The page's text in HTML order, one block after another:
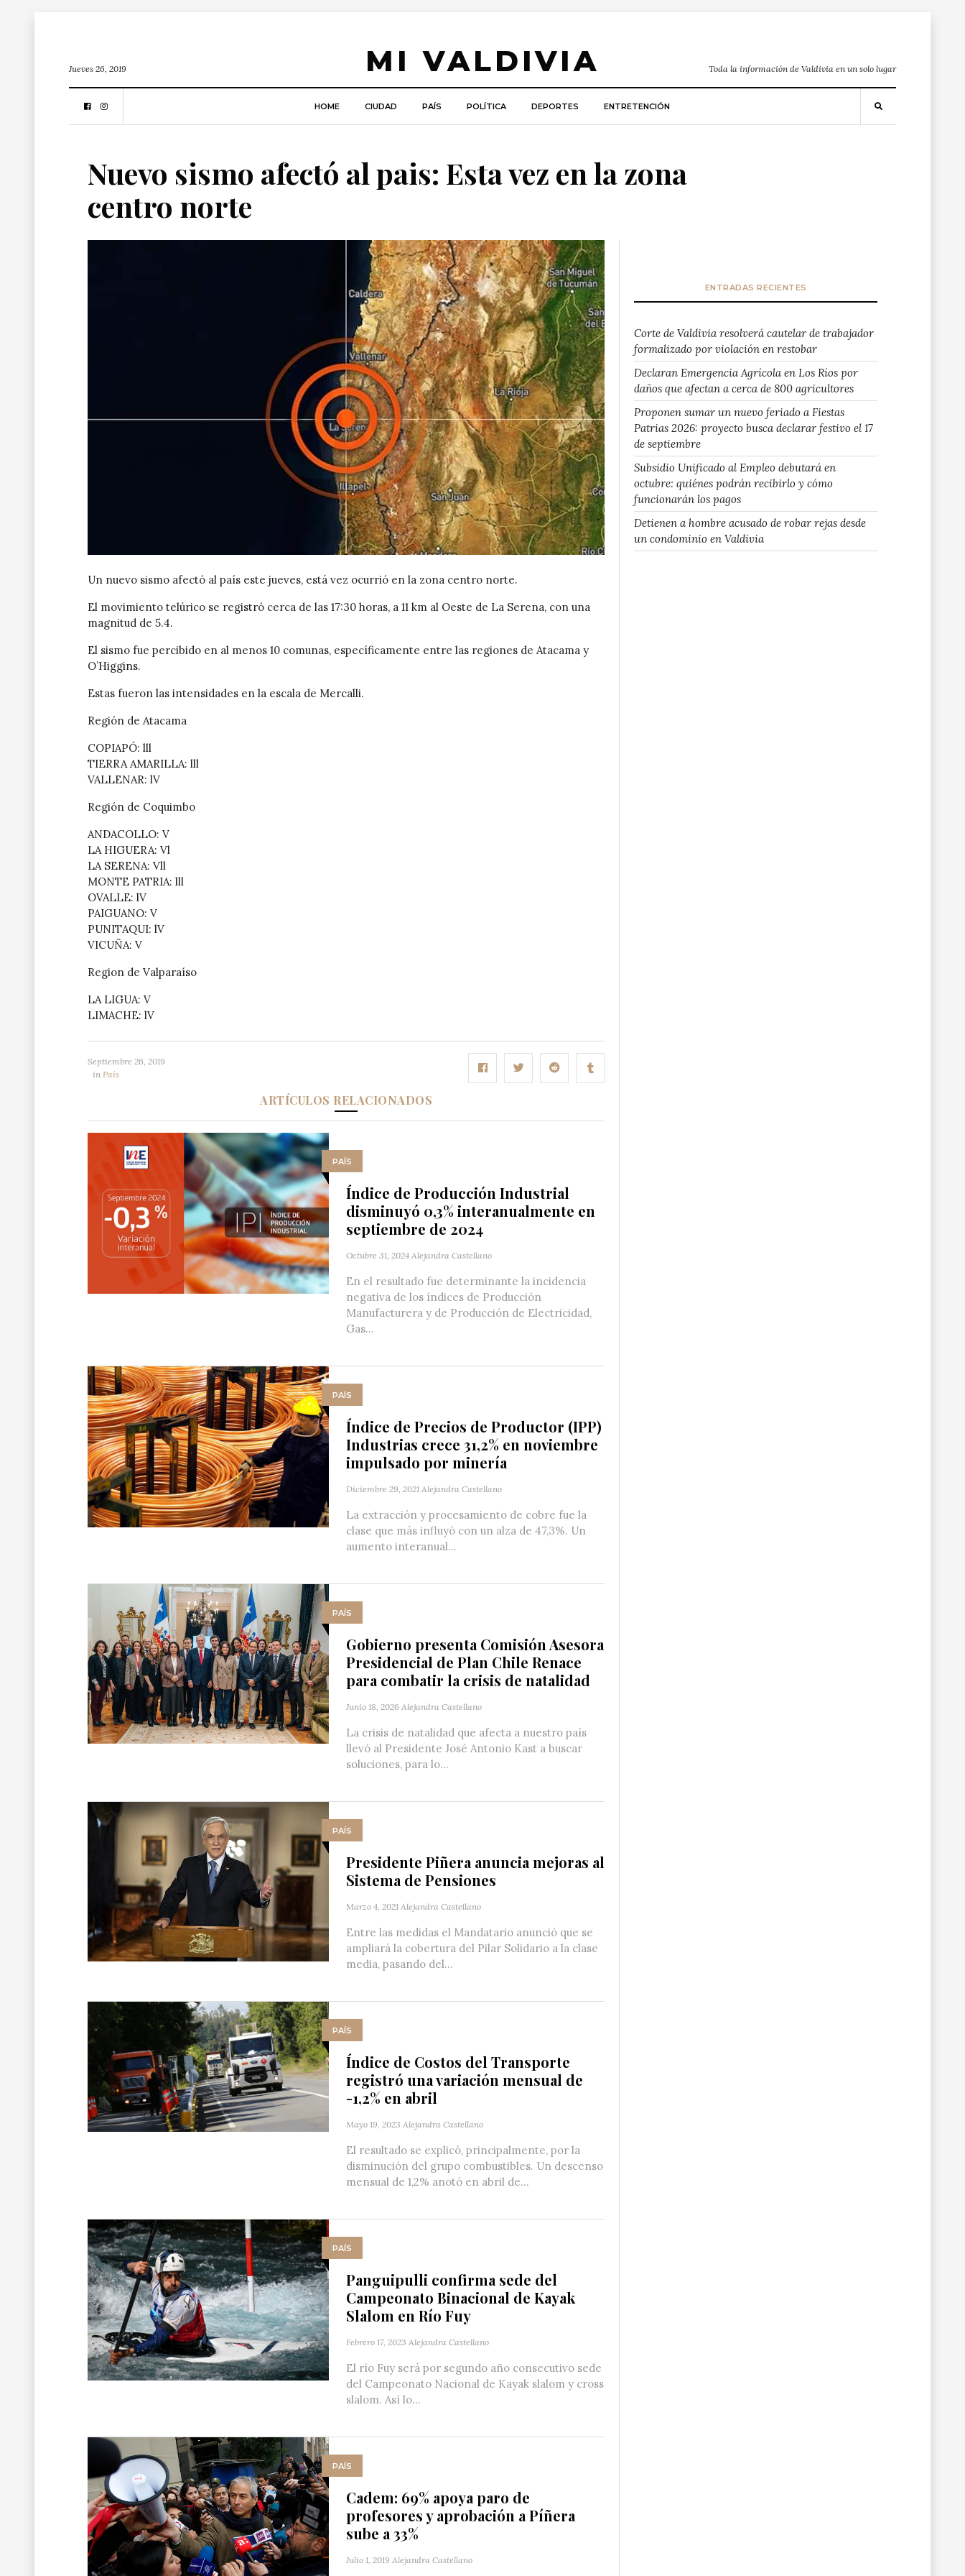
MI VALDIVIA
Jueves 26, 2019 Toda la información de Valdivia en un solo lugar
HOME CIUDAD PAÍS POLÍTICA DEPORTES ENTRETENCIÓN
Nuevo sismo afectó al pais: Esta vez en la zona
centro norte
Un nuevo sismo afectó al país este jueves, está vez ocurrió en la zona centro norte.
El movimiento telúrico se registró cerca de las 17:30 horas, a 11 km al Oeste de La Serena, con una
magnitud de 5.4.
El sismo fue percibido en al menos 10 comunas, específicamente entre las regiones de Atacama y
O’Higgins.
Estas fueron las intensidades en la escala de Mercalli.
Región de Atacama
COPIAPÓ: lll
TIERRA AMARILLA: lll
VALLENAR: lV
Región de Coquimbo
ANDACOLLO: V
LA HIGUERA: Vl
LA SERENA: Vll
MONTE PATRIA: lll
OVALLE: lV
PAIGUANO: V
PUNITAQUI: lV
VICUÑA: V
Region de Valparaíso
LA LIGUA: V
LIMACHE: lV
Septiembre 26, 2019
in País
ARTÍCULOS RELACIONADOS
PAÍS
Índice de Producción Industrial
disminuyó 0,3% interanualmente en
septiembre de 2024
Octubre 31, 2024 Alejandra Castellano
En el resultado fue determinante la incidencia
negativa de los índices de Producción
Manufacturera y de Producción de Electricidad,
Gas...
PAÍS
Índice de Precios de Productor (IPP)
Industrias crece 31,2% en noviembre
impulsado por minería
Diciembre 29, 2021 Alejandra Castellano
La extracción y procesamiento de cobre fue la
clase que más influyó con un alza de 47,3%. Un
aumento interanual...
PAÍS
Gobierno presenta Comisión Asesora
Presidencial de Plan Chile Renace
para combatir la crisis de natalidad
Junio 18, 2026 Alejandra Castellano
La crisis de natalidad que afecta a nuestro país
llevó al Presidente José Antonio Kast a buscar
soluciones, para lo...
PAÍS
Presidente Piñera anuncia mejoras al
Sistema de Pensiones
Marzo 4, 2021 Alejandra Castellano
Entre las medidas el Mandatario anunció que se
ampliará la cobertura del Pilar Solidario a la clase
media, pasando del...
PAÍS
Índice de Costos del Transporte
registró una variación mensual de
-1,2% en abril
Mayo 19, 2023 Alejandra Castellano
El resultado se explicó, principalmente, por la
disminución del grupo combustibles. Un descenso
mensual de 1,2% anotó en abril de...
PAÍS
Panguipulli confirma sede del
Campeonato Binacional de Kayak
Slalom en Río Fuy
Febrero 17, 2023 Alejandra Castellano
El río Fuy será por segundo año consecutivo sede
del Campeonato Nacional de Kayak slalom y cross
slalom. Así lo...
PAÍS
Cadem: 69% apoya paro de
profesores y aprobación a Píñera
sube a 33%
Julio 1, 2019 Alejandra Castellano
ENTRADAS RECIENTES
Corte de Valdivia resolverá cautelar de trabajador
formalizado por violación en restobar
Declaran Emergencia Agrícola en Los Ríos por
daños que afectan a cerca de 800 agricultores
Proponen sumar un nuevo feriado a Fiestas
Patrias 2026: proyecto busca declarar festivo el 17
de septiembre
Subsidio Unificado al Empleo debutará en
octubre: quiénes podrán recibirlo y cómo
funcionarán los pagos
Detienen a hombre acusado de robar rejas desde
un condominio en Valdivia